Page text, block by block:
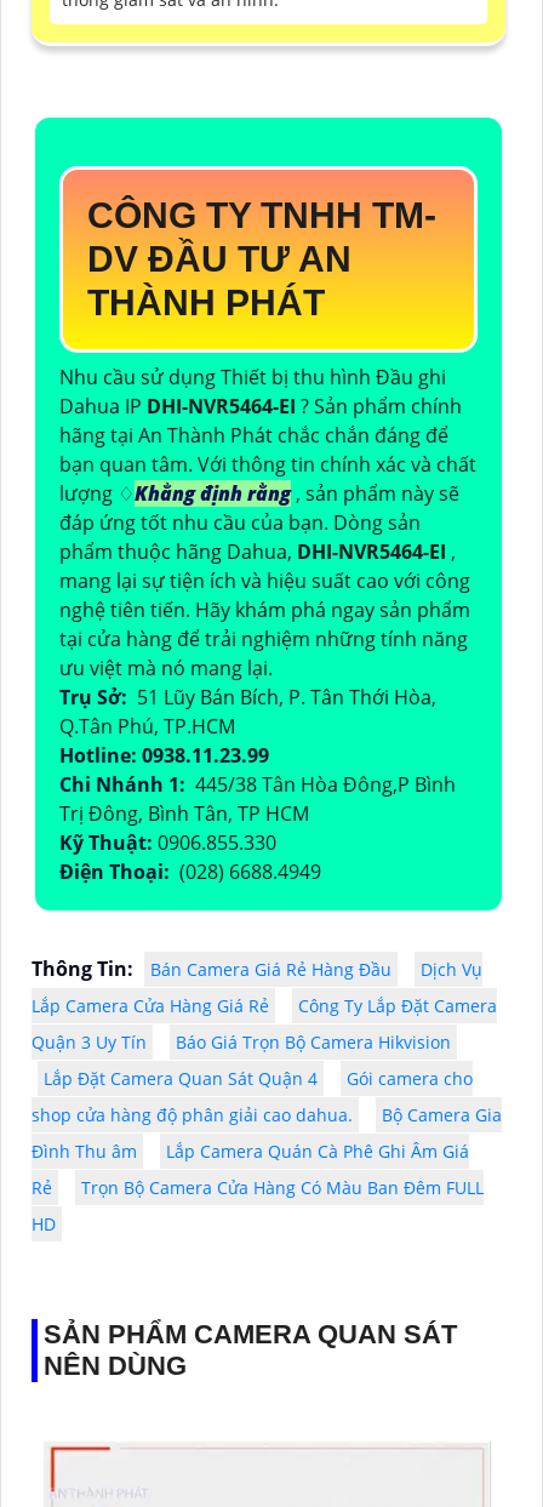
CÔNG TY TNHH TM-
DV ĐẦU TƯ AN
THÀNH PHÁT
Nhu cầu sử dụng Thiết bị thu hình Đầu ghi
Dahua IP DHI-NVR5464-EI ? Sản phẩm chính
hãng tại An Thành Phát chắc chắn đáng để
bạn quan tâm. Với thông tin chính xác và chất
lượng ♢Khẳng định rằng, sản phẩm này sẽ
đáp ứng tốt nhu cầu của bạn. Dòng sản
phẩm thuộc hãng Dahua, DHI-NVR5464-EI ,
mang lại sự tiện ích và hiệu suất cao với công
nghệ tiên tiến. Hãy khám phá ngay sản phẩm
tại cửa hàng để trải nghiệm những tính năng
ưu việt mà nó mang lại.
Trụ Sở: 51 Lũy Bán Bích, P. Tân Thới Hòa,
Q.Tân Phú, TP.HCM
Hotline: 0938.11.23.99
Chi Nhánh 1: 445/38 Tân Hòa Đông,P Bình
Trị Đông, Bình Tân, TP HCM
Kỹ Thuật: 0906.855.330
Điện Thoại: (028) 6688.4949
Thông Tin: Bán Camera Giá Rẻ Hàng Đầu
Dịch Vụ
Lắp Camera Cửa Hàng Giá Rẻ
Công Ty Lắp Đặt Camera
Quận 3 Uy Tín
Báo Giá Trọn Bộ Camera Hikvision
Lắp Đặt Camera Quan Sát Quận 4
Gói camera cho
shop cửa hàng độ phân giải cao dahua.
Bộ Camera Gia
Đình Thu âm
Lắp Camera Quán Cà Phê Ghi Âm Giá
Rẻ
Trọn Bộ Camera Cửa Hàng Có Màu Ban Đêm FULL
HD
SẢN PHẨM CAMERA QUAN SÁT
NÊN DÙNG